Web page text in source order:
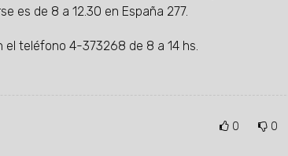
es de 8 a 12.30 en España 277.
teléfono 4-373268 de 8 a 14 hs.
0 0